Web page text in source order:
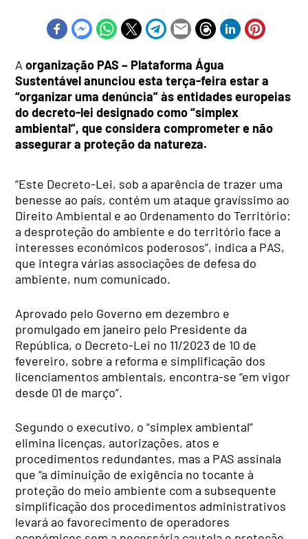
A organização PAS – Plataforma Água
Sustentável anunciou esta terça-feira estar a
“organizar uma denúncia” às entidades europeias
do decreto-lei designado como “simplex
ambiental”, que considera comprometer e não
assegurar a proteção da natureza.
“Este Decreto-Lei, sob a aparência de trazer uma
benesse ao país, contém um ataque gravíssimo ao
Direito Ambiental e ao Ordenamento do Território:
a desproteção do ambiente e do território face a
interesses económicos poderosos”, indica a PAS,
que integra várias associações de defesa do
ambiente, num comunicado.
Aprovado pelo Governo em dezembro e
promulgado em janeiro pelo Presidente da
República, o Decreto-Lei no 11/2023 de 10 de
fevereiro, sobre a reforma e simplificação dos
licenciamentos ambientais, encontra-se “em vigor
desde 01 de março”.
Segundo o executivo, o “simplex ambiental”
elimina licenças, autorizações, atos e
procedimentos redundantes, mas a PAS assinala
que “a diminuição de exigência no tocante à
proteção do meio ambiente com a subsequente
simplificação dos procedimentos administrativos
levará ao favorecimento de operadores